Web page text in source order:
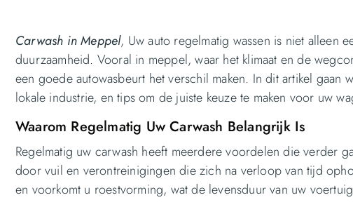
Carwash in Meppel, Uw auto regelmatig wassen is niet alleen
duurzaamheid. Vooral in meppel, waar het klimaat en de
een goede autowasbeurt het verschil maken. In dit artikel
lokale industrie, en tips om de juiste keuze te maken voor uw
Waarom Regelmatig Uw Carwash Belangrijk Is
Regelmatig uw carwash heeft meerdere voordelen die verder
door vuil en verontreinigingen die zich na verloop van tijd
en voorkomt u roestvorming, wat de levensduur van uw